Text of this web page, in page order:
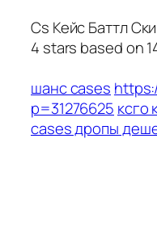
Cs Кейс Баттл
4 stars based on
шанс cases
p=31276625 ксго
cases дропы